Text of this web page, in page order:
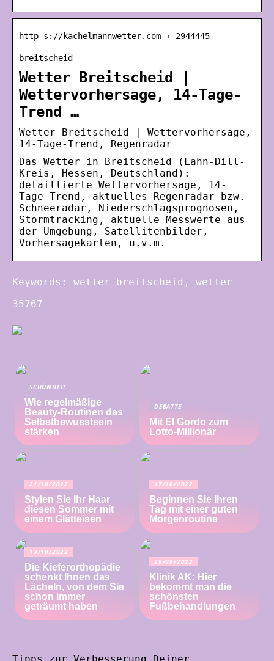
http s://kachelmannwetter.com › 2944445-
breitscheid
Wetter Breitscheid |
Wettervorhersage, 14-Tage-
Trend …
Wetter Breitscheid | Wettervorhersage,
14-Tage-Trend, Regenradar
Das Wetter in Breitscheid (Lahn-Dill-
Kreis, Hessen, Deutschland):
detaillierte Wettervorhersage, 14-
Tage-Trend, aktuelles Regenradar bzw.
Schneeradar, Niederschlagsprognosen,
Stormtracking, aktuelle Messwerte aus
der Umgebung, Satellitenbilder,
Vorhersagekarten, u.v.m.
Keywords: wetter breitscheid, wetter
35767
SCHÖNHEIT
Wie regelmäßige
Beauty-Routinen das
Selbstbewusstsein
stärken
DEBATTE
Mit El Gordo zum
Lotto-Millionär
21/10/2022
Stylen Sie Ihr Haar
diesen Sommer mit
einem Glätteisen
17/10/2022
Beginnen Sie Ihren
Tag mit einer guten
Morgenroutine
13/10/2022
Die Kieferorthopädie
schenkt Ihnen das
Lächeln, von dem Sie
schon immer
geträumt haben
25/09/2022
Klinik AK: Hier
bekommt man die
schönsten
Fußbehandlungen